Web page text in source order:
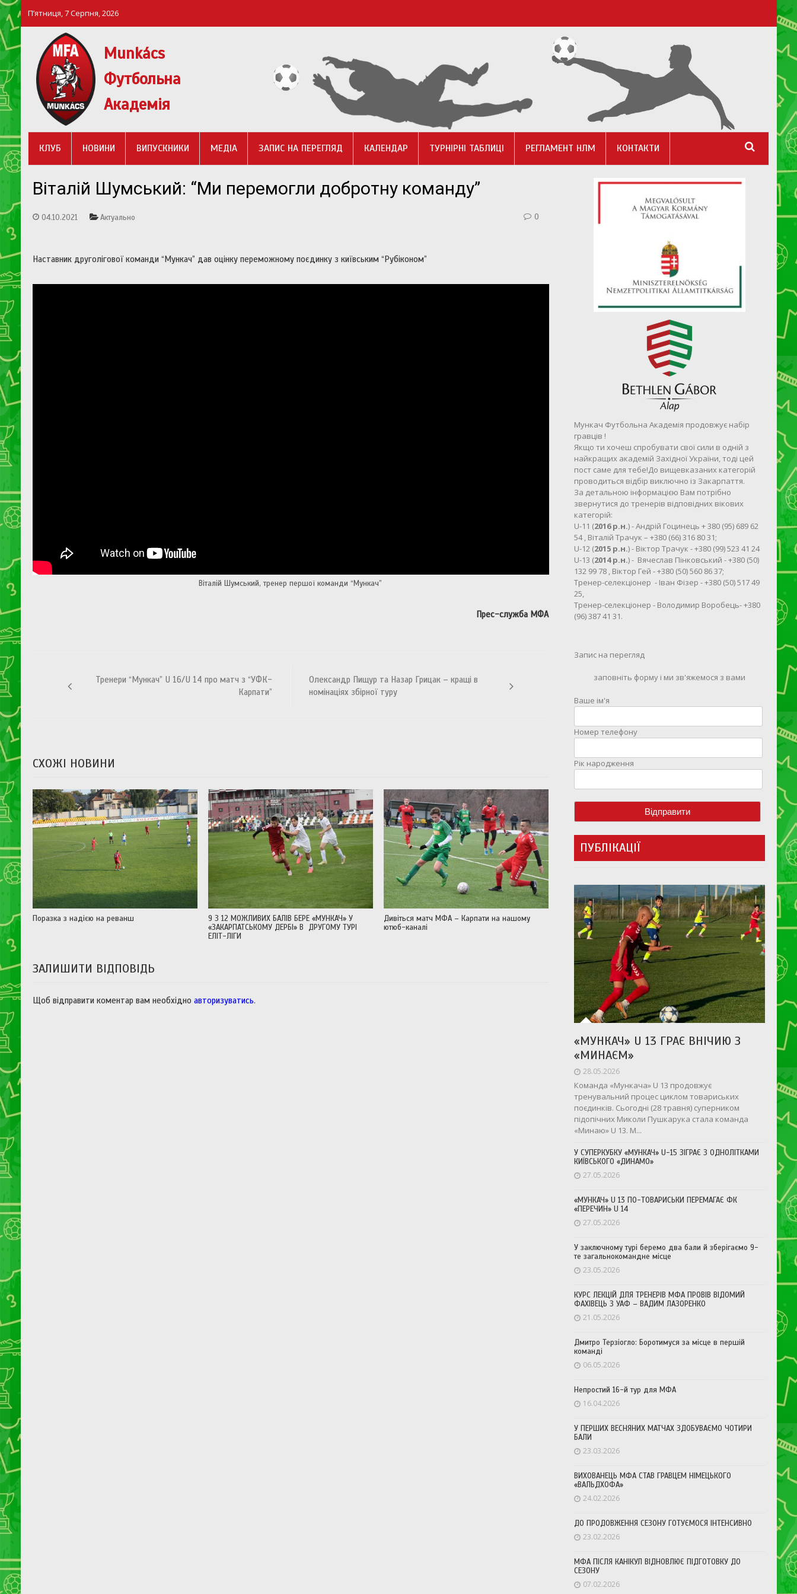
П’ятниця, 7 Серпня, 2026
Munkács
Футбольна
Академія
MUNKÁCS ФУТБОЛЬНА АКАДЕМІЯ
МФА Mукачево – MFA Munkach
КЛУБ НОВИНИ ВИПУСКНИКИ МЕДІА ЗАПИС НА ПЕРЕГЛЯД КАЛЕНДАР ТУРНІРНІ ТАБЛИЦІ РЕГЛАМЕНТ НЛМ КОНТАКТИ
Віталій Шумський: “Ми перемогли добротну команду”
04.10.2021 Актуально 0
Наставник друголігової команди “Мункач” дав оцінку переможному поєдинку з київським “Рубіконом”
Віталій Шумський, тренер першої команди “Мункач”
Прес-служба МФА
записівТренери “Мункач” U 16/U 14 про матч з “УФК-
Карпати”
Олександр Пищур та Назар Грицак – кращі в
номінаціях збірної туру
СХОЖІ НОВИНИ
Поразка з надією на реванш
9 З 12 МОЖЛИВИХ БАЛІВ БЕРЕ «МУНКАЧ» У
«ЗАКАРПАТСЬКОМУ ДЕРБІ» В ДРУГОМУ ТУРІ
ЕЛІТ-ЛІГИ
Дивіться матч МФА – Карпати на нашому
ютюб-каналі
ЗАЛИШИТИ ВІДПОВІДЬ
Щоб відправити коментар вам необхідно авторизуватись.
Мункач Футбольна Академія продовжує набір
гравців !
Якщо ти хочеш спробувати свої сили в одній з
найкращих академій Західної України, тоді цей
пост саме для тебе!До вищевказаних категорій
проводиться відбір виключно із Закарпаття.
За детальною інформацією Вам потрібно
звернутися до тренерів відповідних вікових
категорій:
U-11 (2016 р.н.) - Андрій Гоцинець + 380 (95) 689 62
54 , Віталій Трачук – +380 (66) 316 80 31;
U-12 (2015 р.н.) - Віктор Трачук - +380 (99) 523 41 24
U-13 (2014 р.н.) - Вячеслав Пінковський - +380 (50)
132 99 78 , Віктор Гей - +380 (50) 560 86 37;
Тренер-селекціонер - Іван Фізер - +380 (50) 517 49
25,
Тренер-селекціонер - Володимир Воробець- +380
(96) 387 41 31.
Запис на перегляд
заповніть форму і ми зв'яжемося з вами
Ваше ім'я
Номер телефону
Рік народження
ПУБЛІКАЦІЇ
«МУНКАЧ» U 13 ГРАЄ ВНІЧИЮ З
«МИНАЄМ»
28.05.2026
Команда «Мункача» U 13 продовжує
тренувальний процес циклом товариських
поєдинків. Сьогодні (28 травня) суперником
підопічних Миколи Пушкарука стала команда
«Минаю» U 13. М...
У СУПЕРКУБКУ «МУНКАЧ» U-15 ЗІГРАЄ З ОДНОЛІТКАМИ
КИЇВСЬКОГО «ДИНАМО»
27.05.2026
«МУНКАЧ» U 13 ПО-ТОВАРИСЬКИ ПЕРЕМАГАЄ ФК
«ПЕРЕЧИН» U 14
27.05.2026
У заключному турі беремо два бали й зберігаємо 9-
те загальнокомандне місце
23.05.2026
КУРС ЛЕКЦІЙ ДЛЯ ТРЕНЕРІВ МФА ПРОВІВ ВІДОМИЙ
ФАХІВЕЦЬ З УАФ – ВАДИМ ЛАЗОРЕНКО
21.05.2026
Дмитро Терзіогло: Боротимуся за місце в першій
команді
06.05.2026
Непростий 16-й тур для МФА
16.04.2026
У ПЕРШИХ ВЕСНЯНИХ МАТЧАХ ЗДОБУВАЄМО ЧОТИРИ
БАЛИ
23.03.2026
ВИХОВАНЕЦЬ МФА СТАВ ГРАВЦЕМ НІМЕЦЬКОГО
«ВАЛЬДХОФА»
24.02.2026
ДО ПРОДОВЖЕННЯ СЕЗОНУ ГОТУЄМОСЯ ІНТЕНСИВНО
23.02.2026
МФА ПІСЛЯ КАНІКУЛ ВІДНОВЛЮЄ ПІДГОТОВКУ ДО
СЕЗОНУ
07.02.2026